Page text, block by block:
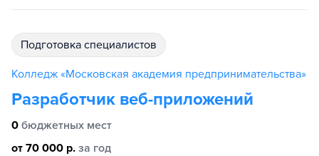
подготовка специалистов
Колледж «Московская академия предпринимательства»
Разработчик веб-приложений
0 бюджетных мест
от 70 000 р. за год